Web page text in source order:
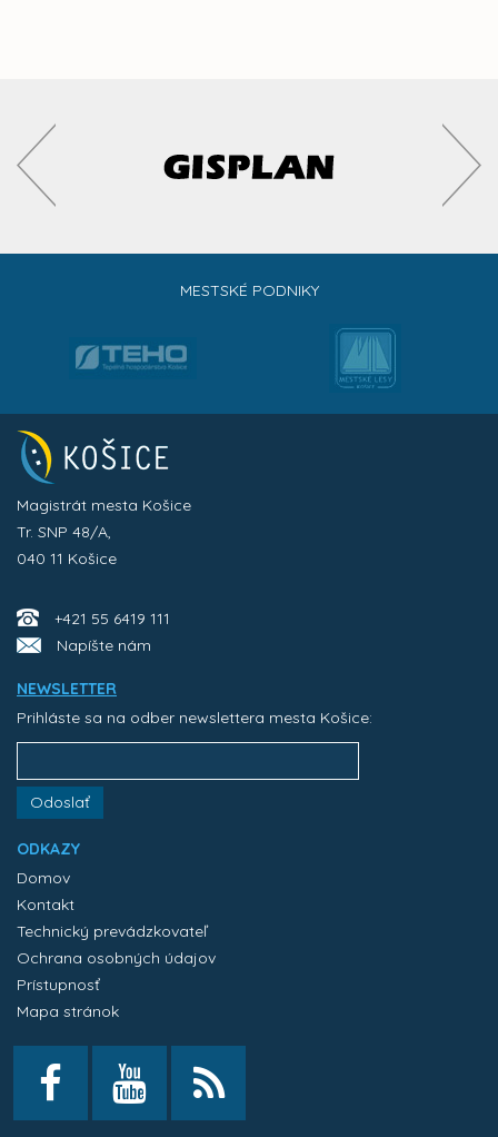
MESTSKÉ PODNIKY
Magistrát mesta Košice
Tr. SNP 48/A,
040 11 Košice
+421 55 6419 111
Napíšte nám
NEWSLETTER
Prihláste sa na odber newslettera mesta Košice:
Odoslať
ODKAZY
Domov
Kontakt
Technický prevádzkovateľ
Ochrana osobných údajov
Prístupnosť
Mapa stránok